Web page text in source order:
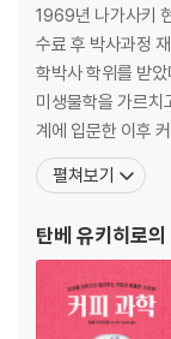
3장 이슬람 세계에서
커피전문점의 탄생
어난 이유 078·유럽
커피 선진국: 영국
끼투성이 최대 소비
시다: 독일 103·당구
1969년 나가사키
수료 후 박사과정
학박사 학위를 받
미생물학을 가르치고 있다. 대학교 1학년 때 처음
계에 입문한 이후
험을 할 정도로 ‘커
관련 사이트인 ‘백가
배전 카페와 기업
펼쳐보기
탄베 유키히로의